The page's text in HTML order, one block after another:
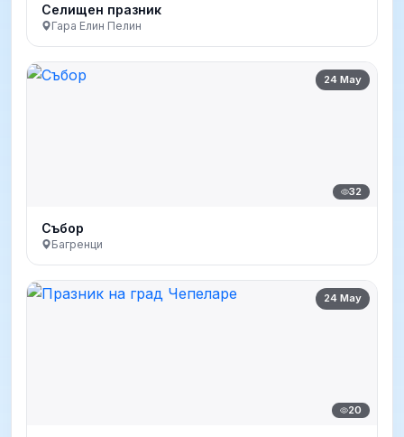
Селищен празник
Гара Елин Пелин
24 May
32
Събор
Багренци
24 May
20